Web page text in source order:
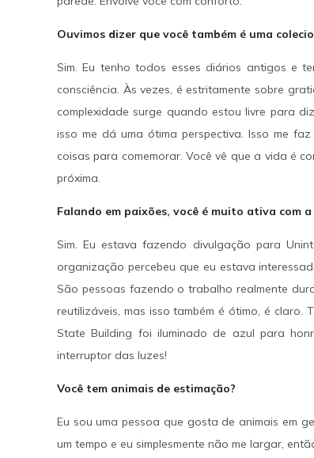
Ouvimos dizer que você também é uma
Sim. Eu tenho todos esses diários antigos e
consciência. Às vezes, é estritamente sobre
complexidade surge quando estou livre para
isso me dá uma ótima perspectiva. Isso me
coisas para comemorar. Você vê que a vida é
próxima.
Falando em paixões, você é muito ativa com
Sim. Eu estava fazendo divulgação para
organização percebeu que eu estava
São pessoas fazendo o trabalho realmente
reutilizáveis, mas isso também é ótimo, é
State Building foi iluminado de azul para
interruptor das luzes!
Você tem animais de estimação?
Eu sou uma pessoa que gosta de animais em
um tempo e eu simplesmente não me largar,